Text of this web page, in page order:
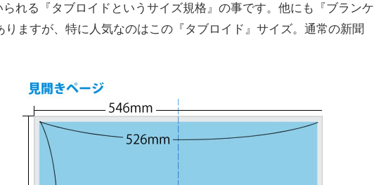
れる『タブロイドというサイズ規格』の事です。他にも『ブランケ
りますが、特に人気なのはこの『タブロイド』サイズ。通常の新聞